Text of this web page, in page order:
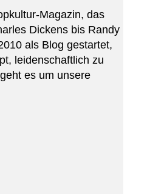
Magazin, das
Dickens bis Randy
als Blog gestartet,
leidenschaftlich zu
es um unsere